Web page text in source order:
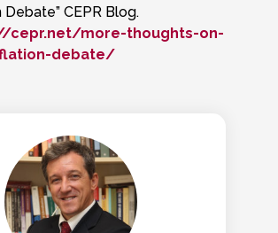
CEPR Blog.
cepr.net/more-thoughts-on-
debate/